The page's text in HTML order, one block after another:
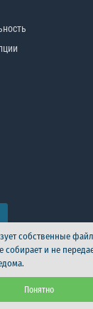
судоходства, 2026
Логотип
собственные
собирает и не
Понятно